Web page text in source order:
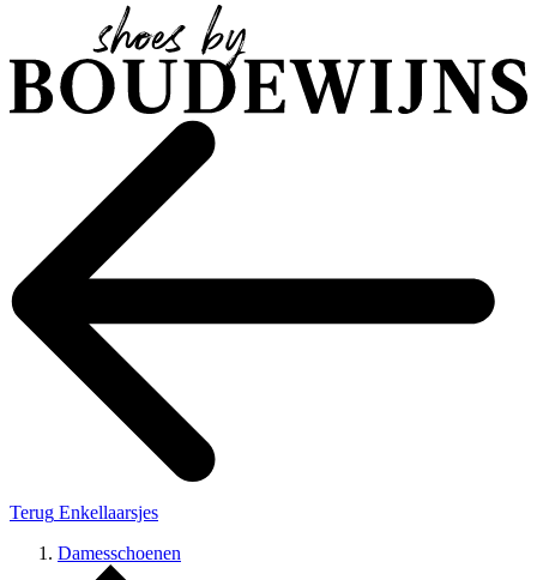
Terug Enkellaarsjes
Damesschoenen